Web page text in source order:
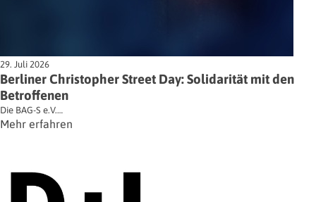
29. Juli 2026
Berliner Christopher Street Day: Solidarität mit den
Betroffenen
Die BAG-S e.V.…
Mehr erfahren